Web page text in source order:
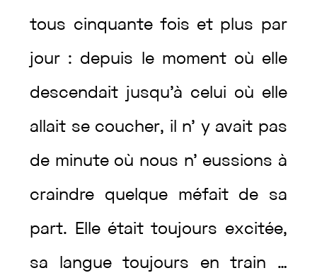
tous cinquante fois et plus par
jour : depuis le moment où elle
descendait jusqu’à celui où elle
allait se coucher, il n’ y avait pas
de minute où nous n’ eussions à
craindre quelque méfait de sa
part. Elle étaittoujours excitée,
sa languetoujours entrain …